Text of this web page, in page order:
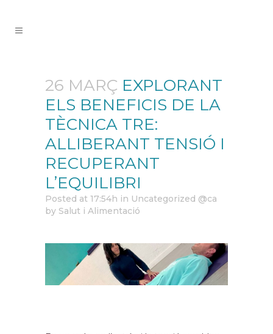
26 MARÇ EXPLORANT
ELS BENEFICIS DE LA
TÈCNICA TRE:
ALLIBERANT TENSIÓ I
RECUPERANT
L’EQUILIBRI
Posted at 17:54h in Uncategorized @ca
by Salut i Alimentació